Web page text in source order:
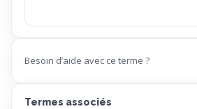
Besoin d’aide avec ce terme ?
Termes associés